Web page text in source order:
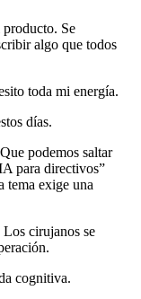
producto. Se
algo que todos
toda mi energía.
días.
podemos saltar
para directivos”
tema exige una
cirujanos se
cognitiva.